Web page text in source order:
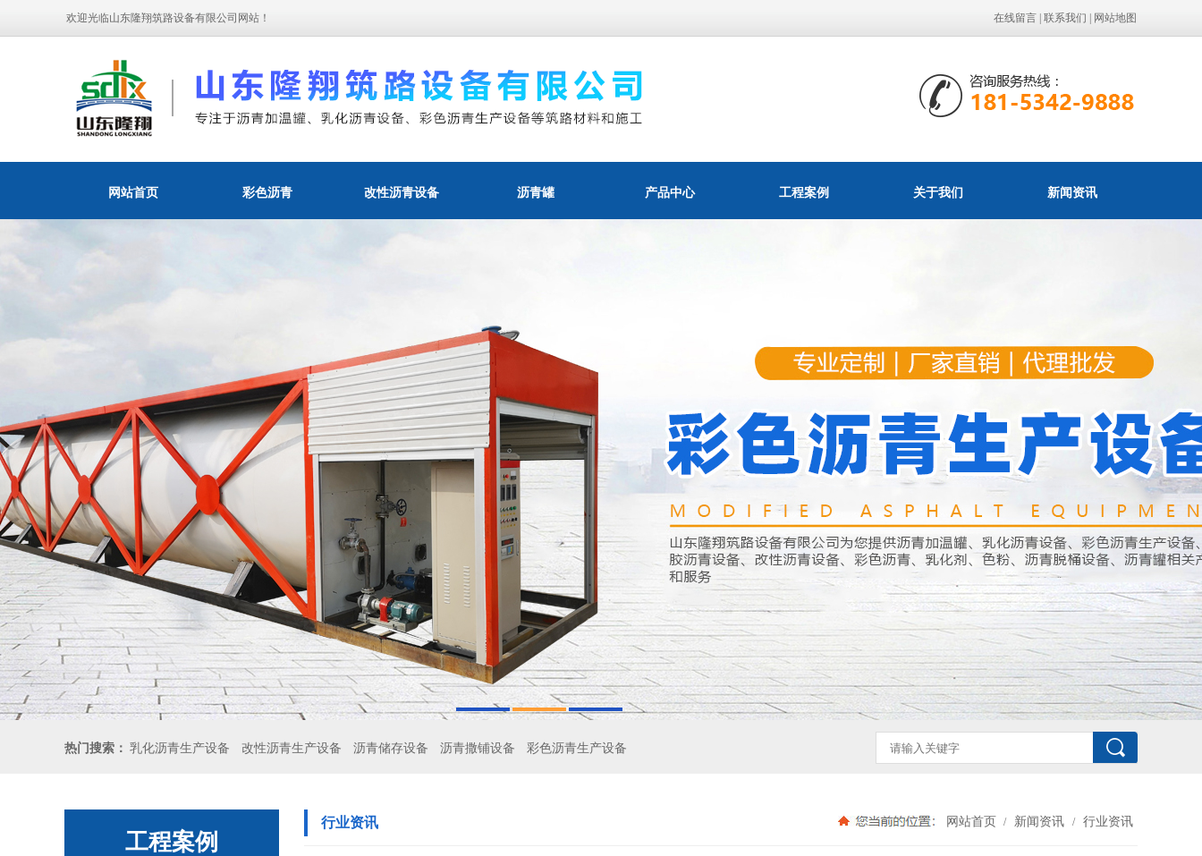
欢迎光临山东隆翔筑路设备有限公司网站！ 在线留言| 联系我们 网站地图
网站首页 彩色沥青 改性沥青设备 沥青罐 产品中心 工程案例 关于我们 新闻资讯
热门搜索： 乳化沥青生产设备 改性沥青生产设备 沥青储存设备 沥青撒铺设备 彩色沥青生产设备
工程案例
行业资讯 网站首页 / 新闻资讯 / 行业资讯